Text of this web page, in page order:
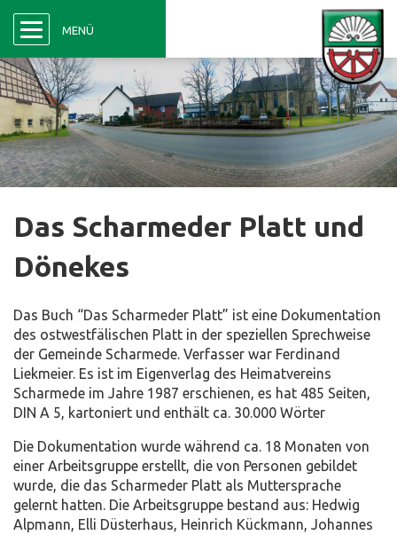
MenüMENÜ
Das Scharmeder Platt und
Dönekes
Das Buch “Das Scharmeder Platt” ist eine Dokumentation
des ostwestfälischen Platt in der speziellen Sprechweise
der Gemeinde Scharmede. Verfasser war Ferdinand
Liekmeier. Es ist im Eigenverlag des Heimatvereins
Scharmede im Jahre 1987 erschienen, es hat 485 Seiten,
DIN A 5, kartoniert und enthält ca. 30.000 Wörter
Die Dokumentation wurde während ca. 18 Monaten von
einer Arbeitsgruppe erstellt, die von Personen gebildet
wurde, die das Scharmeder Platt als Muttersprache
gelernt hatten. Die Arbeitsgruppe bestand aus: Hedwig
Alpmann, Elli Düsterhaus, Heinrich Kückmann, Johannes